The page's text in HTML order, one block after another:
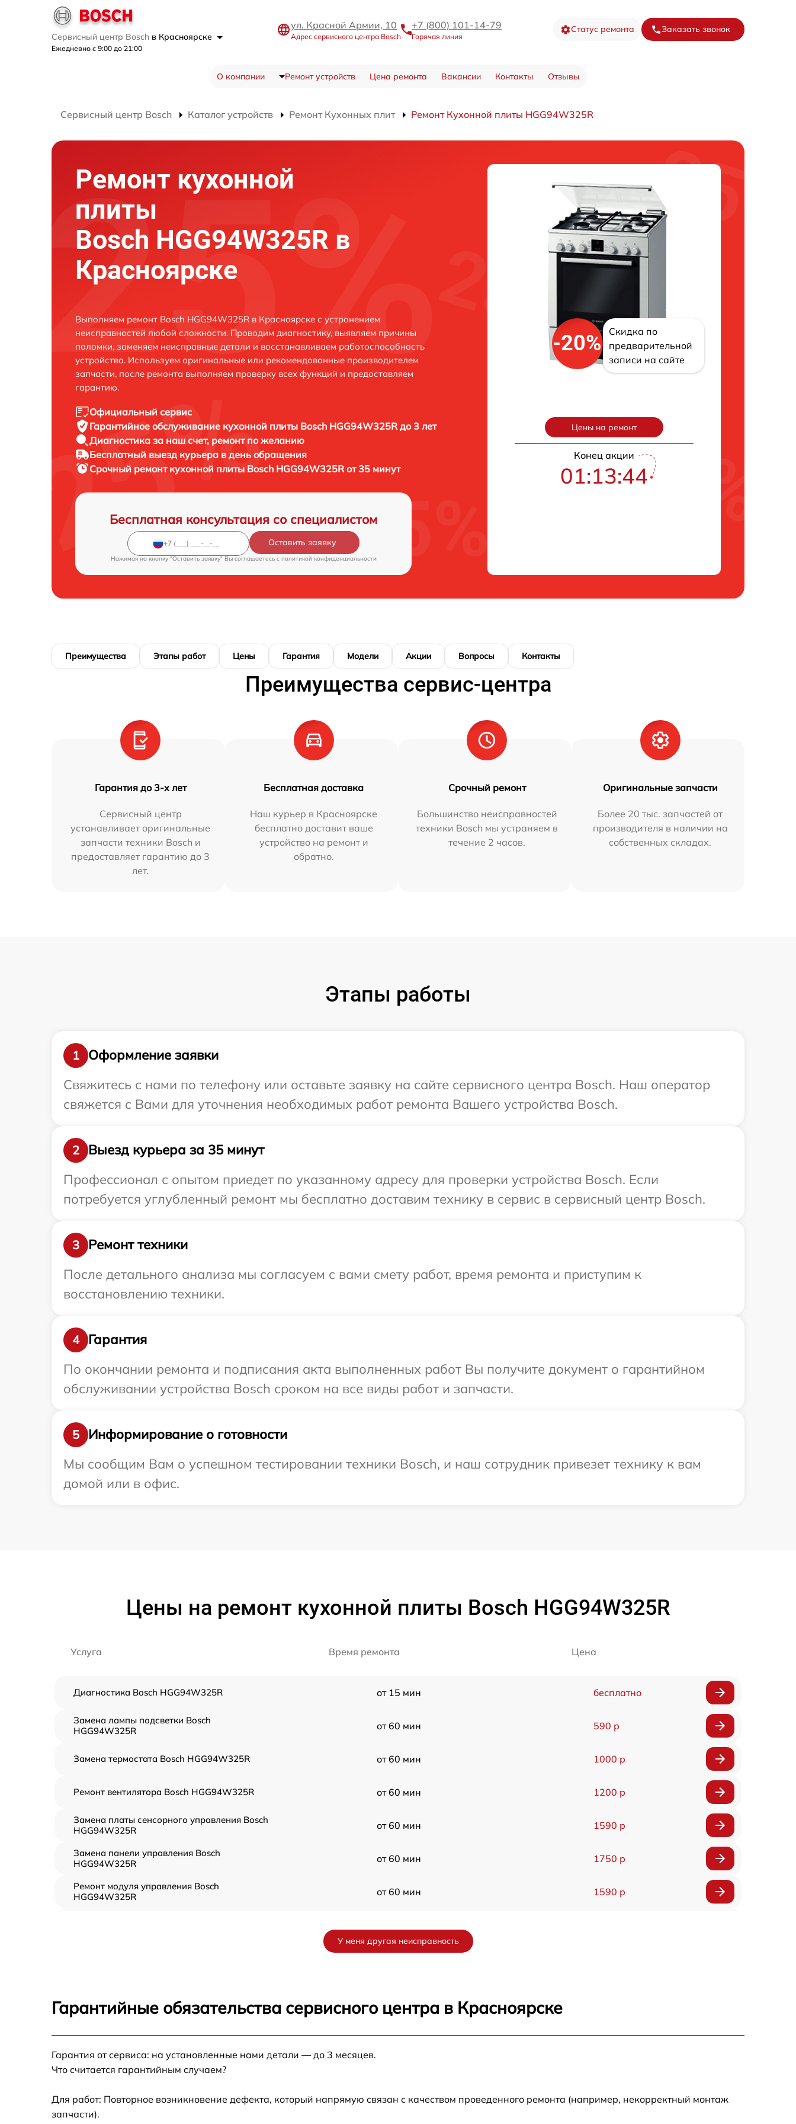
Сервисный центр Bosch в Красноярске
Ежедневно с 9:00 до 21:00
ул. Красной Армии, 10
Адрес сервисного центра Bosch
+7 (800) 101-14-79
Горячая линия
Статус ремонта Заказать звонок
О компании Ремонт устройств Цена ремонта Вакансии Контакты Отзывы
Сервисный центр Bosch Каталог устройств Ремонт Кухонных плит Ремонт Кухонной плиты HGG94W325R
Ремонт кухонной
плиты
Bosch HGG94W325R в
Красноярске
Выполняем ремонт Bosch HGG94W325R в Красноярске с устранением
неисправностей любой сложности. Проводим диагностику, выявляем причины
поломки, заменяем неисправные детали и восстанавливаем работоспособность
устройства. Используем оригинальные или рекомендованные производителем
запчасти, после ремонта выполняем проверку всех функций и предоставляем
гарантию.
Официальный сервис
Гарантийное обслуживание кухонной плиты Bosch HGG94W325R до 3 лет
Диагностика за наш счет, ремонт по желанию
Бесплатный выезд курьера в день обращения
Срочный ремонт кухонной плиты Bosch HGG94W325R от 35 минут
Бесплатная консультация со специалистом
Оставить заявку
Нажимая на кнопку "Оставить заявку" Вы соглашаетесь c политикой конфиденциальности
-20%
Скидка по
предварительной
записи на сайте
Цены на ремонт
Конец акции
01:13:43
Преимущества Этапы работ Цены Гарантия Модели Акции Вопросы Контакты
Преимущества сервис-центра
Гарантия до 3-х лет
Сервисный центр
устанавливает оригинальные
запчасти техники Bosch и
предоставляет гарантию до 3
лет.
Бесплатная доставка
Наш курьер в Красноярске
бесплатно доставит ваше
устройство на ремонт и
обратно.
Срочный ремонт
Большинство неисправностей
техники Bosch мы устраняем в
течение 2 часов.
Оригинальные запчасти
Более 20 тыс. запчастей от
производителя в наличии на
собственных складах.
Этапы работы
1
Оформление заявки
Свяжитесь с нами по телефону или оставьте заявку на сайте сервисного центра Bosch. Наш оператор
свяжется с Вами для уточнения необходимых работ ремонта Вашего устройства Bosch.
2
Выезд курьера за 35 минут
Профессионал с опытом приедет по указанному адресу для проверки устройства Bosch. Если
потребуется углубленный ремонт мы бесплатно доставим технику в сервис в сервисный центр Bosch.
3
Ремонт техники
После детального анализа мы согласуем с вами смету работ, время ремонта и приступим к
восстановлению техники.
4
Гарантия
По окончании ремонта и подписания акта выполненных работ Вы получите документ о гарантийном
обслуживании устройства Bosch сроком на все виды работ и запчасти.
5
Информирование о готовности
Мы сообщим Вам о успешном тестировании техники Bosch, и наш сотрудник привезет технику к вам
домой или в офис.
Цены на ремонт кухонной плиты Bosch HGG94W325R
Услуга Время ремонта Цена
Диагностика Bosch HGG94W325R от 15 мин бесплатно
Замена лампы подсветки Bosch
HGG94W325R
от 60 мин 590 р
Замена термостата Bosch HGG94W325R от 60 мин 1000 р
Ремонт вентилятора Bosch HGG94W325R от 60 мин 1200 р
Замена платы сенсорного управления Bosch
HGG94W325R
от 60 мин 1590 р
Замена панели управления Bosch
HGG94W325R
от 60 мин 1750 р
Ремонт модуля управления Bosch
HGG94W325R
от 60 мин 1590 р
Ремонт конфорки с расширением Bosch
HGG94W325R
HGG94W325R
Замена конфорки керамической плиты
У меня другая неисправность
Гарантийные обязательства сервисного центра в Красноярске
Гарантия от сервиса: на установленные нами детали — до 3 месяцев.
Что считается гарантийным случаем?
Для работ: Повторное возникновение дефекта, который напрямую связан с качеством проведенного ремонта (например, некорректный монтаж
запчасти).